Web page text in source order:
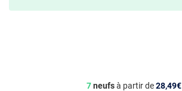
7neufsà partir de28,49€